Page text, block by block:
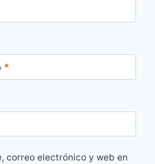
*
correo electrónico y web en